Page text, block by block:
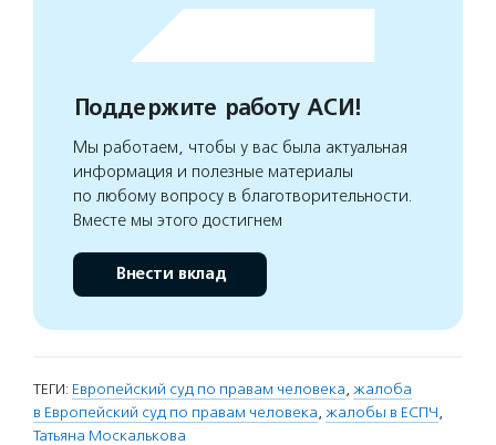
Поддержите работу АСИ!
Мы работаем, чтобы у вас была актуальная
информация и полезные материалы
по любому вопросу в благотворительности.
Вместе мы этого достигнем
Внести вклад
ТЕГИ: Европейский суд по правам человека, жалоба
в Европейский суд по правам человека, жалобы в ЕСПЧ,
Татьяна Москалькова